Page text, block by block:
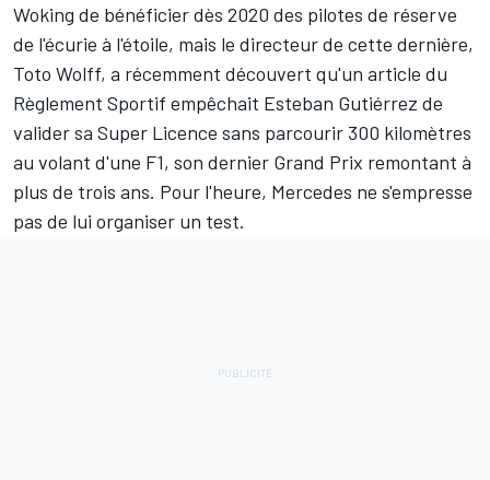
Woking de bénéficier dès 2020 des pilotes de réserve
de l'écurie à l'étoile, mais le directeur de cette dernière,
Toto Wolff, a récemment découvert qu'un article du
Règlement Sportif empêchait Esteban Gutiérrez de
valider sa Super Licence sans parcourir 300 kilomètres
au volant d'une F1, son dernier Grand Prix remontant à
plus de trois ans. Pour l'heure, Mercedes ne s'empresse
pas de lui organiser un test.